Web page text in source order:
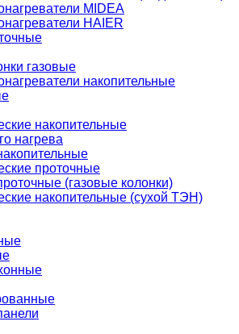
MIDEA
HAIER
газовые
накопительные
накопительные
нагрева
проточные
(газовые колонки)
накопительные (сухой ТЭН)